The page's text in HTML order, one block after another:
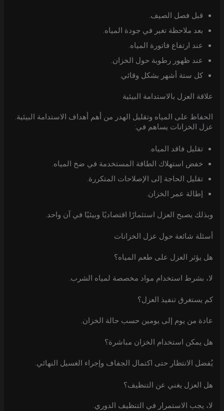
قبل فصل الصيف.
بعد ملاحظة تغير في جودة المياه.
عند ارتفاع فاتورة المياه.
عند ظهور رطوبة حول الخزان.
كل ستة أشهر بشكل وقائي.
علاقة العزل بالاستدامة البيئية
الحفاظ على المياه وتقليل الهدر من أهم أهداف الاستدامة البيئية.
عزل الخزانات يساهم في:
تقليل فاقد المياه.
خفض استهلاك الطاقة المستخدمة في ضخ المياه.
تقليل الحاجة إلى الإصلاحات المتكررة.
إطالة عمر الخزان.
وبذلك يصبح العزل استثمارًا اقتصاديًا وبيئيًا في آن واحد.
أسئلة شائعة حول عزل الخزانات
هل يؤثر العزل على طعم المياه؟
لا، بشرط استخدام مواد مخصصة لمياه الشرب.
كم يستغرق تنفيذ العزل؟
عادة من يوم إلى يومين حسب حالة الخزان.
هل يمكن استخدام الخزان مباشرة؟
يُفضل الانتظار حتى اكتمال الجفاف وإجراء الغسيل النهائي.
هل العزل يغني عن التنظيف؟
لا، يجب الاستمرار في التنظيف الدوري.